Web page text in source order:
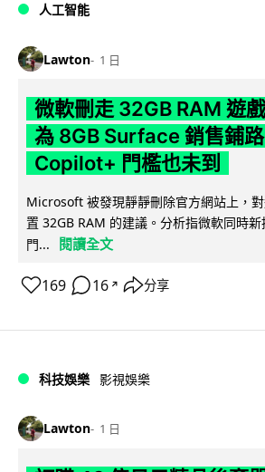
人工智能
Lawton 1 日
微軟刪走 32GB RAM 遊
為 8GB Surface 銷售鋪
Copilot+ 門檻也未到
Microsoft 被發現靜靜刪除官方網站上，
置 32GB RAM 的建議。分析指微軟同時
門...
閱讀全文
169 16 ↗ 分享
科技娛樂 影視娛樂
Lawton 1 日